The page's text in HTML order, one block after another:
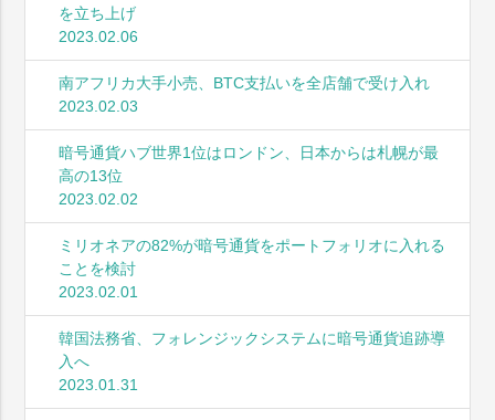
を立ち上げ
2023.02.06
南アフリカ大手小売、BTC支払いを全店舗で受け入れ
2023.02.03
暗号通貨ハブ世界1位はロンドン、日本からは札幌が最
高の13位
2023.02.02
ミリオネアの82%が暗号通貨をポートフォリオに入れる
ことを検討
2023.02.01
韓国法務省、フォレンジックシステムに暗号通貨追跡導
入へ
2023.01.31